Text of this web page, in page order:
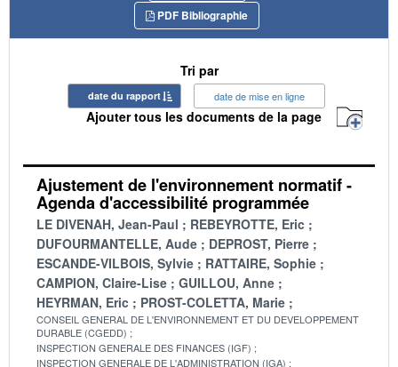
PDF Bibliographie
Tri par
date du rapport date de mise en ligne
Ajouter tous les documents de la page
Ajustement de l'environnement normatif -
Agenda d'accessibilité programmée
LE DIVENAH, Jean-Paul
REBEYROTTE, Eric
DUFOURMANTELLE, Aude
DEPROST, Pierre
ESCANDE-VILBOIS, Sylvie
RATTAIRE, Sophie
CAMPION, Claire-Lise
GUILLOU, Anne
HEYRMAN, Eric
PROST-COLETTA, Marie
CONSEIL GENERAL DE L'ENVIRONNEMENT ET DU DEVELOPPEMENT
DURABLE (CGEDD)
INSPECTION GENERALE DES FINANCES (IGF)
INSPECTION GENERALE DE L'ADMINISTRATION (IGA)